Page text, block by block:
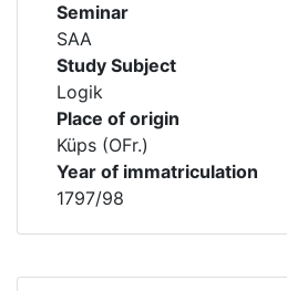
Seminar
SAA
Study Subject
Logik
Place of origin
Küps (OFr.)
Year of immatriculation
1797/98